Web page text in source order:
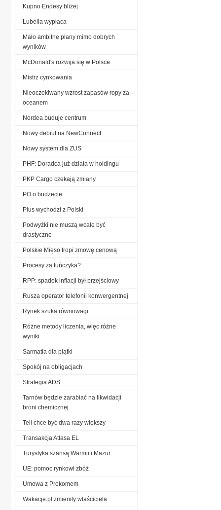
Kupno Endesy bliżej
Lubella wypłaca
Mało ambitne plany mimo dobrych
wyników
McDonald's rozwija się w Polsce
Mistrz cynkowania
Nieoczekiwany wzrost zapasów ropy za
oceanem
Nordea buduje centrum
Nowy debiut na NewConnect
Nowy system dla ZUS
PHF: Doradca już działa w holdingu
PKP Cargo czekają zmiany
PO o budżecie
Plus wychodzi z Polski
Podwyżki nie muszą wcale być
drastyczne
Polskie Mięso tropi zmowę cenową
Procesy za tuńczyka?
RPP: spadek inflacji był przejściowy
Rusza operator telefonii konwergentnej
Rynek szuka równowagi
Różne metody liczenia, więc różne
wyniki
Sarmatia dla piątki
Spokój na obligacjach
Strategia ADS
Tarnów będzie zarabiać na likwidacji
broni chemicznej
Tell chce być dwa razy większy
Transakcja Atlasa EL
Turystyka szansą Warmii i Mazur
UE: pomoc rynkowi zbóż
Umowa z Prokomem
Wakacje.pl zmieniły właściciela